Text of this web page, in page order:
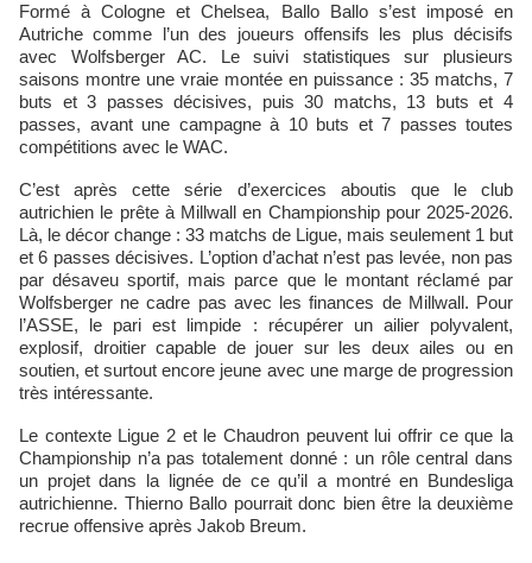
Formé à Cologne et Chelsea, Ballo Ballo s’est imposé en
Autriche comme l’un des joueurs offensifs les plus décisifs
avec Wolfsberger AC. Le suivi statistiques sur plusieurs
saisons montre une vraie montée en puissance : 35 matchs, 7
buts et 3 passes décisives, puis 30 matchs, 13 buts et 4
passes, avant une campagne à 10 buts et 7 passes toutes
compétitions avec le WAC.
C’est après cette série d’exercices aboutis que le club
autrichien le prête à Millwall en Championship pour 2025‑2026.
Là, le décor change : 33 matchs de Ligue, mais seulement 1 but
et 6 passes décisives. L’option d’achat n’est pas levée, non pas
par désaveu sportif, mais parce que le montant réclamé par
Wolfsberger ne cadre pas avec les finances de Millwall. Pour
l’ASSE, le pari est limpide : récupérer un ailier polyvalent,
explosif, droitier capable de jouer sur les deux ailes ou en
soutien, et surtout encore jeune avec une marge de progression
très intéressante.
Le contexte Ligue 2 et le Chaudron peuvent lui offrir ce que la
Championship n’a pas totalement donné : un rôle central dans
un projet dans la lignée de ce qu’il a montré en Bundesliga
autrichienne. Thierno Ballo pourrait donc bien être la deuxième
recrue offensive après Jakob Breum.